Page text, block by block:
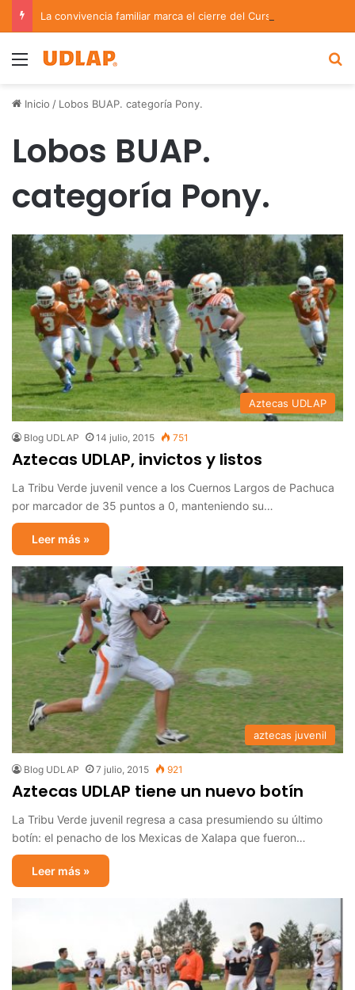
Menu
Inicio / Lobos BUAP. categoría Pony.
Lobos BUAP.
categoría Pony.
Aztecas UDLAP
Blog UDLAP 14 julio, 2015 751
Aztecas UDLAP, invictos y listos
La Tribu Verde juvenil vence a los Cuernos Largos de Pachuca
por marcador de 35 puntos a 0, manteniendo su…
Leer más »
aztecas juvenil
Blog UDLAP 7 julio, 2015 921
Aztecas UDLAP tiene un nuevo botín
La Tribu Verde juvenil regresa a casa presumiendo su último
botín: el penacho de los Mexicas de Xalapa que fueron…
Leer más »